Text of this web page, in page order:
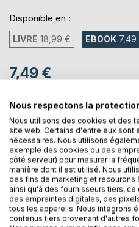
Disponible en :
LIVRE 18,99 € EBOOK 7,49
7,49 €
Téléchargement disponible dès
AJOUTER
Ajouter à ma liste d'envies
Laisser un avis
Nous respectons la
Nous utilisons des cookies et des
site web. Certains d'entre eux sont
nécessaires. Nous utilisons
exemple des cookies ou des
côté serveur) pour mesurer la
manière dont il est utilisé. Nous
des fins de marketing et
ainsi qu'à des fournisseurs tiers,
des empreintes digitales, des
tous les appareils. Nous intégrons
contenus tiers provenant d'autres